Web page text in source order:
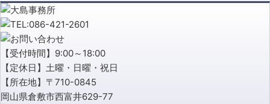
【受付時間】9:00～18:00
【定休日】土曜・日曜・祝日
【所在地】〒710-0845
岡山県倉敷市西富井629-77